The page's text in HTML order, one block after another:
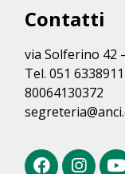
Contatti
via Solferino 42
Tel. 051
80064130372